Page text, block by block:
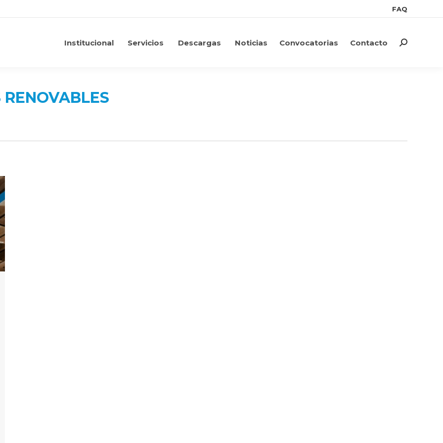
FAQ
Institucional Servicios Descargas Noticias Convocatorias Contacto Search:
RENOVABLES
FAQ